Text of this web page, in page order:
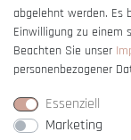
abgelehnt werden. Es
Einwilligung zu einem
Beachten Sie unser
personenbezogener
Essenziell
Marketing